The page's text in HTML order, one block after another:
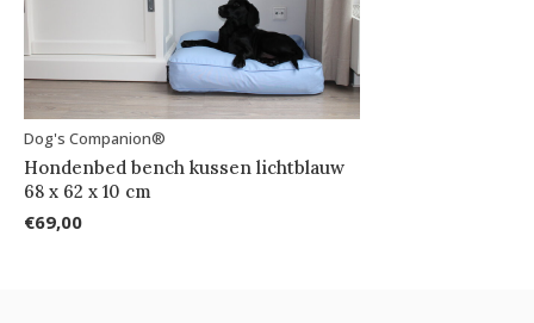
Dog's Companion®
Hondenbed bench kussen lichtblauw
68 x 62 x 10 cm
€69,00